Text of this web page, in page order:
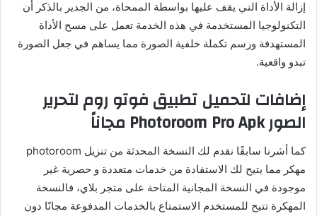
إزالة الأداة التي يقف عليها بواسطة الممحاة، من الجدير بالذكر أن
التكنولوجيا المستخدمة في هذه الخدمة تعمل على مسح الأداة
المستهدفة ورسم تكملة خلفية الصورة مما يساهم في جعل الصورة
تبدو واقعية.
إضافات لتحميل تطبيق فوتو روم لتحرير
الصور Photoroom Pro Apk مجاناً
كما أشرنا سابقًا نقدم لك النسخة المحدثة من تنزيل photoroom
مهكر مما يتيح لك الاستفادة من خدمات متعددة و حصرية غير
موجودة في النسخة المجانية المتاحة على متجر بلاي، فالنسخة
المهكرة تتيح للمستخدم الاستمتاع بالخدمات المدفوعة مجانًا دون